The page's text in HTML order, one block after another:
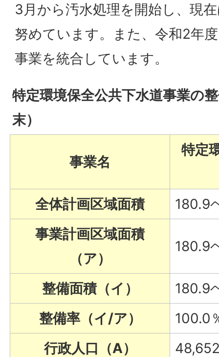
3月から汚水処理を開始し、現
努めています。また、令和2年
事業を統合しています。
特定環境保全公共下水道事業の
末）
事業名
特定
全体計画区域面積
180.9
事業計画区域面積
（ア）
180.9
整備面積（イ）
180.9
整備率（イ/ア）
100.0
行政人口（A）